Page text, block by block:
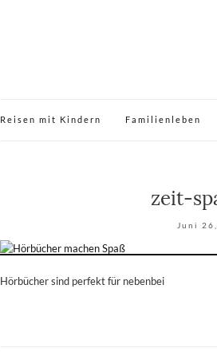
Reisen mit Kindern Familienleben
zeit-
Juni
Hörbücher sind perfekt für nebenbei